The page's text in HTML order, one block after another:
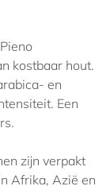
kostbaar hout.
en
Een
zijn verpakt
Afrika, Azië en